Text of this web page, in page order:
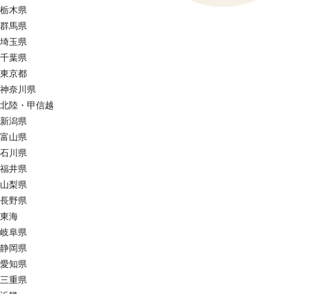
栃木県
群馬県
埼玉県
千葉県
東京都
神奈川県
北陸・甲信越
新潟県
富山県
石川県
福井県
山梨県
長野県
東海
岐阜県
静岡県
愛知県
三重県